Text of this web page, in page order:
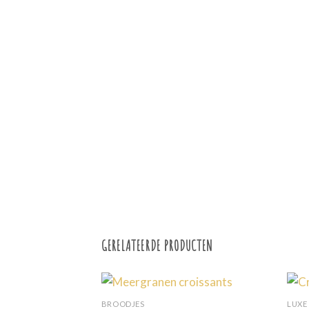
GERELATEERDE PRODUCTEN
BROODJES